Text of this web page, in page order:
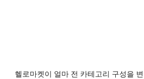
헬로마켓이 얼마 전 카테고리 구성을